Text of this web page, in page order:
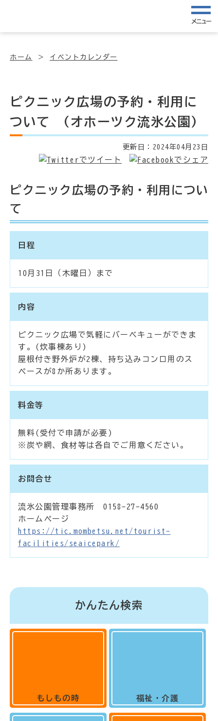
メニュー
ホーム イベントカレンダー
ピクニック広場の予約・利用に
ついて (オホーツク流氷公園)
更新日： 2024年04月23日
ピクニック広場の予約・利用につい
て
日程
10月31日（木曜日）まで
内容
ピクニック広場で気軽にバーベキューができま
す。(炊事棟あり)
屋根付き野外炉が2棟、持ち込みコンロ用のス
ペースが8か所あります。
料金等
無料(受付で申請が必要)
※炭や網、食材等は各自でご用意ください。
お問合せ
流氷公園管理事務所 0158-27-4560
ホームページ
https://tic.mombetsu.net/tourist-
facilities/seaicepark/
かんたん検索
もしもの時 福祉・介護